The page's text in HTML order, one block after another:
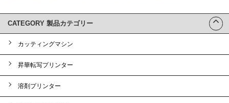
CATEGORY 製品カテゴリー
カッティングマシン
昇華転写プリンター
溶剤プリンター